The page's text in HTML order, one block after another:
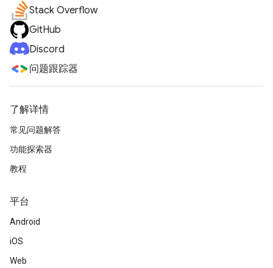
Stack Overflow
GitHub
Discord
问题跟踪器
了解详情
常见问题解答
功能探索器
教程
平台
Android
iOS
Web